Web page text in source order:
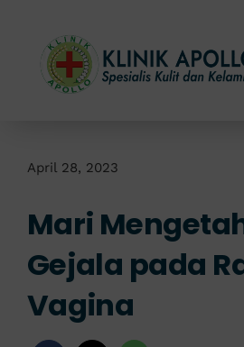
content
Layanan
Info Klinik
April 28, 2023
Mari
Gejala pada
Vagina